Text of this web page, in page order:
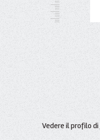
Vedere il profilo di